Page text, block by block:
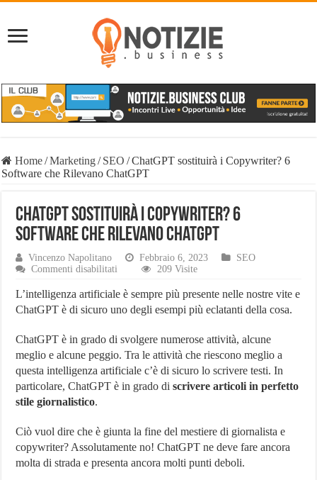
Home/Marketing/ SEO /ChatGPT sostituirà i Copywriter? 6
Software che Rilevano ChatGPT
ChatGPT sostituirà i Copywriter? 6
Software che Rilevano ChatGPT
Vincenzo Napolitano Febbraio 6, 2023
SEO
Commenti disabilitati
sostituirà
Copywriter?
Software
Rilevano
ChatGPT
209 Visite
L’intelligenza artificiale è sempre più presente nelle nostre vite e
ChatGPT è di sicuro uno degli esempi più eclatanti della cosa.
ChatGPT è in grado di svolgere numerose attività, alcune
meglio e alcune peggio. Tra le attività che riescono meglio a
questa intelligenza artificiale c’è di sicuro lo scrivere testi. In
particolare, ChatGPT è in grado discrivere articoli in perfetto
stile giornalistico.
Ciò vuol dire che è giunta la fine del mestiere di giornalista e
copywriter? Assolutamente no! ChatGPT ne deve fare ancora
molta di strada e presenta ancora molti punti deboli.